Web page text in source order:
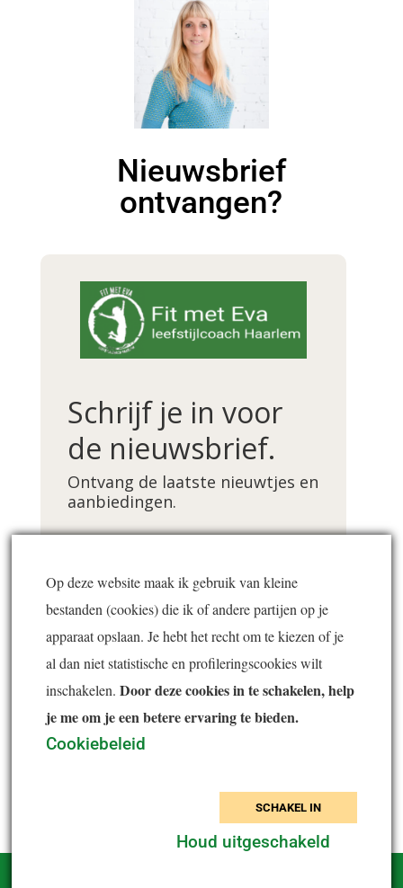
Nieuwsbrief
ontvangen?
Schrijf je in voor
de nieuwsbrief.
Ontvang de laatste nieuwtjes en
aanbiedingen.
E-mailadres *
Inschrijven
Op deze website maak ik gebruik van kleine
bestanden (cookies) die ik of andere partijen op je
apparaat opslaan. Je hebt het recht om te kiezen of je
al dan niet statistische en profileringscookies wilt
inschakelen.Door deze cookies in te schakelen, help
je me om je een betere ervaring te bieden.
Cookiebeleid
SCHAKEL IN
Houd uitgeschakeld